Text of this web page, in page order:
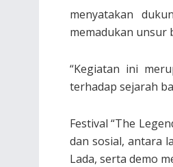
menyatakan
memadukan unsur
“Kegiatan ini
terhadap sejarah
Festival “The
dan sosial, antara
Lada, serta demo